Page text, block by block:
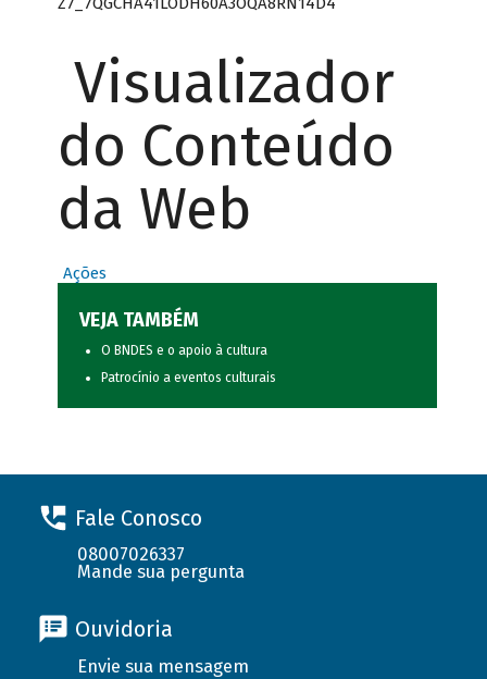
Visualizador
do Conteúdo
da Web
Ações
VEJA TAMBÉM
O BNDES e o apoio à cultura
Patrocínio a eventos culturais
Fale Conosco
08007026337
Mande sua pergunta
Ouvidoria
Envie sua mensagem